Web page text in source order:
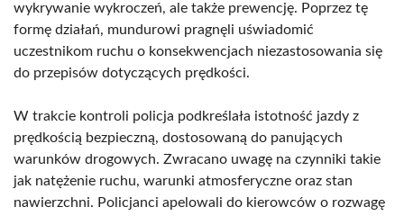
wykrywanie wykroczeń, ale także prewencję. Poprzez tę
formę działań, mundurowi pragnęli uświadomić
uczestnikom ruchu o konsekwencjach niezastosowania się
do przepisów dotyczących prędkości.
W trakcie kontroli policja podkreślała istotność jazdy z
prędkością bezpieczną, dostosowaną do panujących
warunków drogowych. Zwracano uwagę na czynniki takie
jak natężenie ruchu, warunki atmosferyczne oraz stan
nawierzchni. Policjanci apelowali do kierowców o rozwagę